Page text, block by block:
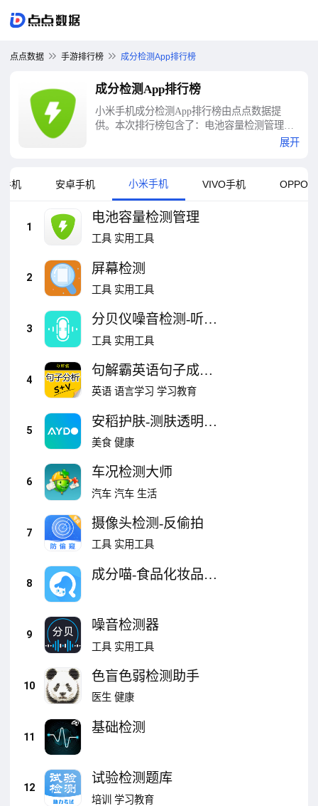
点点数据 手游排行榜 成分检测App排行榜
成分检测App排行榜
小米手机成分检测App排行榜由点点数据提
供。本次排行榜包含了：电池容量检测管理、
屏幕检测、分贝仪噪音检测-听力纯音检测、句
拍、成分喵-食品化妆品成分查询助手、噪音检
测器、色盲色弱检测助手等十大成分检测App
排行榜
展开
机 安卓手机 小米手机 VIVO手机 OPPO
1
电池容量检测管理
工具 实用工具
2
屏幕检测
工具 实用工具
3
分贝仪噪音检测-听力
纯音检测
工具 实用工具
4
句解霸英语句子成分
分析器
英语 语言学习 学习教育
5
安稻护肤-测肤透明化
妆品成分
美食 健康
6
车况检测大师
汽车 汽车 生活
7
摄像头检测-反偷拍
工具 实用工具
8
成分喵-食品化妆品成
9
噪音检测器
工具 实用工具
10
色盲色弱检测助手
医生 健康
11
基础检测
12
试验检测题库
培训 学习教育